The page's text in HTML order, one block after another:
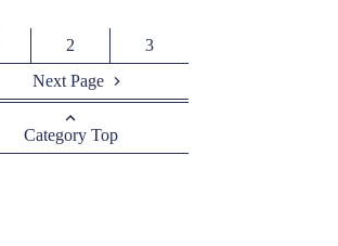
2
3
Next Page
Category Top